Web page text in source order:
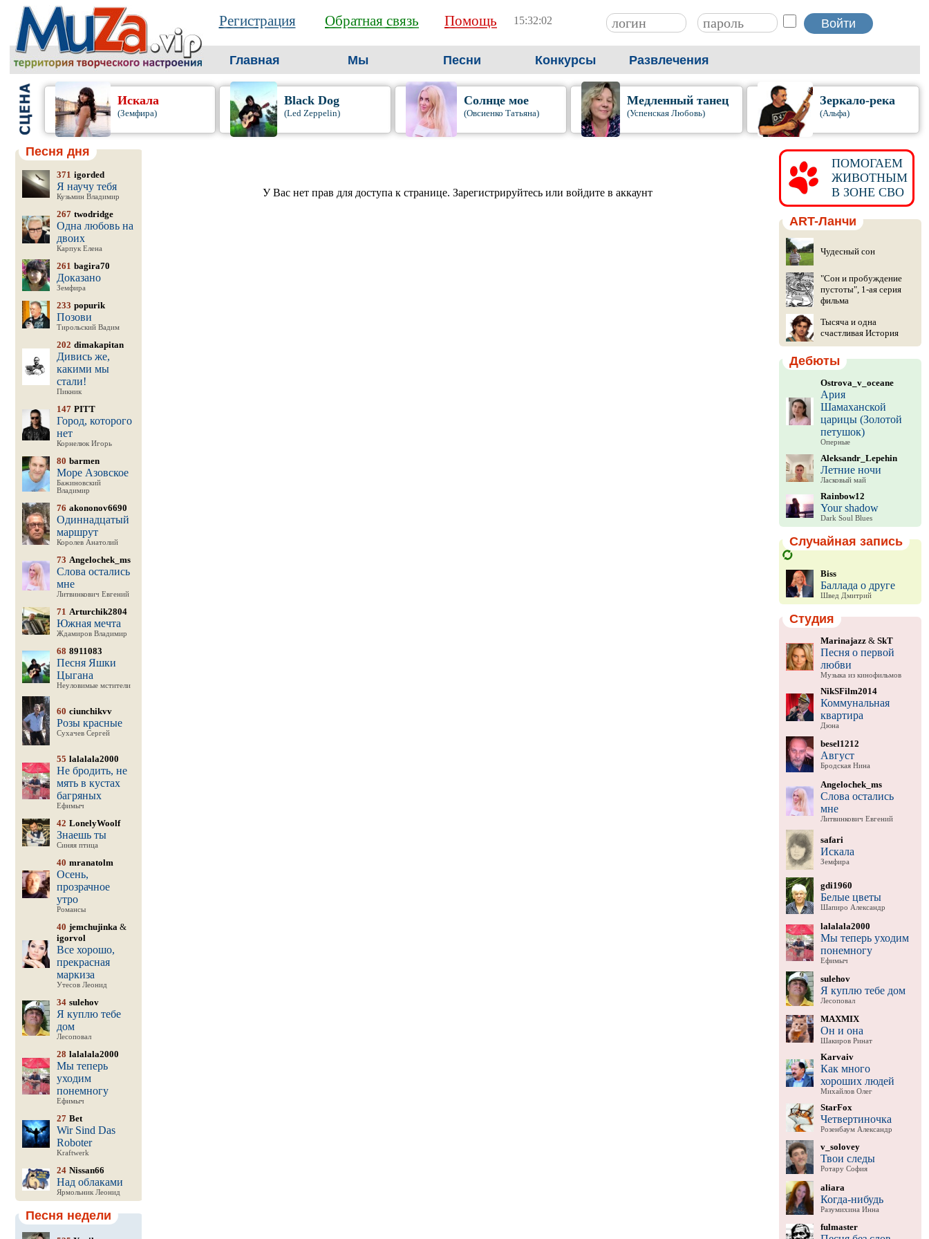
Регистрация Обратная связь Помощь 15:32:03
Главная Мы Песни Конкурсы Развлечения
Искала
(Земфира)
Black Dog
(Led Zeppelin)
Солнце мое
(Овсиенко Татьяна)
Медленный танец
(Успенская Любовь)
Зеркало-река
(Альфа)
Песня дня
371 igorded
Я научу тебя
Кузьмин Владимир
267 twodridge
Одна любовь на
двоих
Карпук Елена
261 bagira70
Доказано
Земфира
233 popurik
Позови
Тирольский Вадим
202 dimakapitan
Дивись же,
какими мы
стали!
Пикник
147 PITT
Город, которого
нет
Корнелюк Игорь
80 barmen
Море Азовское
Бажиновский
Владимир
76 akononov6690
Одиннадцатый
маршрут
Королев Анатолий
73 Angelochek_ms
Слова остались
мне
Литвинкович Евгений
71 Arturchik2804
Южная мечта
Ждамиров Владимир
68 8911083
Песня Яшки
Цыгана
Неуловимые мстители
60 ciunchikvv
Розы красные
Сухачев Сергей
55 lalalala2000
Не бродить, не
мять в кустах
багряных
Ефимыч
42 LonelyWoolf
Знаешь ты
Синяя птица
40 mranatolm
Осень,
прозрачное
утро
Романсы
40 jemchujinka&
igorvol
Все хорошо,
прекрасная
маркиза
Утесов Леонид
34 sulehov
Я куплю тебе
дом
Лесоповал
28 lalalala2000
Мы теперь
уходим
понемногу
Ефимыч
27 Bet
Wir Sind Das
Roboter
Kraftwerk
24 Nissan66
Над облаками
Ярмольник Леонид
Песня недели
У Вас нет прав для доступа к странице. Зарегистрируйтесь или войдите в аккаунт
ПОМОГАЕМ
ЖИВОТНЫМ
В ЗОНЕ СВО
ART-Ланчи
Чудесный сон
"Сон и пробуждение
пустоты", 1-ая серия
фильма
Тысяча и одна
счастливая История
Дебюты
Ostrova_v_oceane
Ария
Шамаханской
царицы (Золотой
петушок)
Оперные
Aleksandr_Lepehin
Летние ночи
Ласковый май
Rainbow12
Your shadow
Dark Soul Blues
Случайная запись
Biss
Баллада о друге
Швед Дмитрий
Студия
Marinajazz& SkT
Песня о первой
любви
Музыка из кинофильмов
NikSFilm2014
Коммунальная
квартира
Дюна
besel1212
Август
Бродская Нина
Angelochek_ms
Слова остались
мне
Литвинкович Евгений
safari
Искала
Земфира
gdi1960
Белые цветы
Шапиро Александр
lalalala2000
Мы теперь уходим
понемногу
Ефимыч
sulehov
Я куплю тебе дом
Лесоповал
MAXMIX
Он и она
Шакиров Ринат
Karvaiv
Как много
хороших людей
Михайлов Олег
StarFox
Четвертиночка
Розенбаум Александр
v_solovey
Твои следы
Ротару София
aliara
Когда-нибудь
Разумихина Инна
fulmaster